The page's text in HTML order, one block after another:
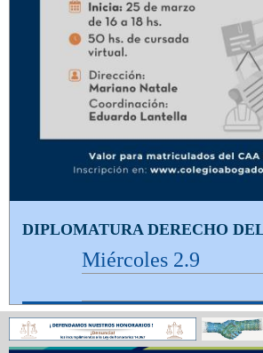
DIPLOMATURA DERECHO
Miércoles 2.9